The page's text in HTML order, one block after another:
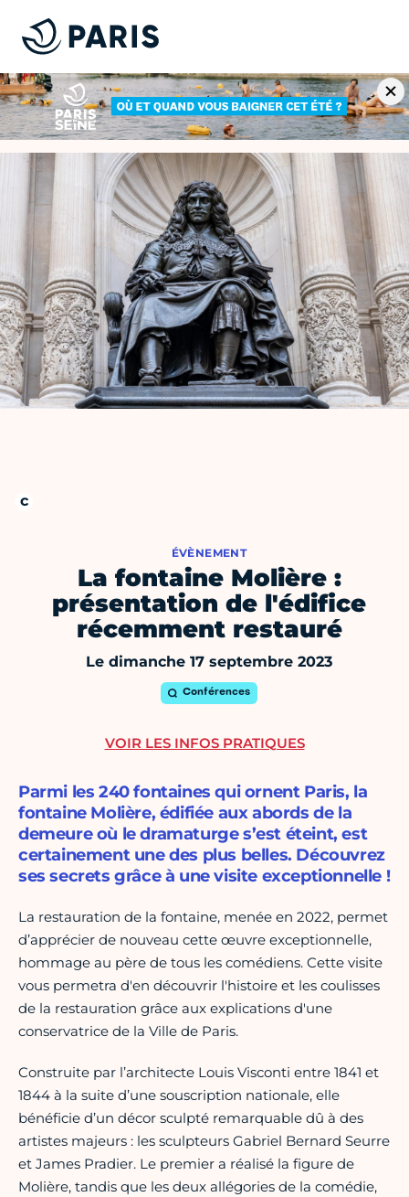
ÉVÈNEMENT
La fontaine Molière :
présentation de l'édifice
récemment restauré
Le dimanche 17 septembre 2023
Conférences
Parmi les 240 fontaines qui ornent Paris, la
fontaine Molière, édifiée aux abords de la
demeure où le dramaturge s’est éteint, est
certainement une des plus belles. Découvrez
ses secrets grâce à une visite exceptionnelle !
La restauration de la fontaine, menée en 2022, permet
d’apprécier de nouveau cette œuvre exceptionnelle,
hommage au père de tous les comédiens. Cette visite
vous permetra d'en découvrir l'histoire et les coulisses
de la restauration grâce aux explications d'une
conservatrice de la Ville de Paris.
Construite par l’architecte Louis Visconti entre 1841 et
1844 à la suite d’une souscription nationale, elle
bénéficie d’un décor sculpté remarquable dû à des
artistes majeurs : les sculpteurs Gabriel Bernard Seurre
et James Pradier. Le premier a réalisé la figure de
Molière, tandis que les deux allégories de la comédie,
VOIR LES INFOS PRATIQUES